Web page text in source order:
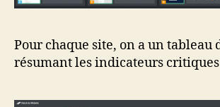
Pour chaque site, on a un tableau
résumant les indicateurs